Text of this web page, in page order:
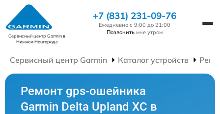
Сервисный центр Garminв
Нижнем Новгороде
+7 (831) 231-09-76
Ежедневно с 9:00 до 21:00
Позвонить мне утром
Сервисный центр Garmin Каталог устройств
Ремонт gps-ошейника
Garmin Delta Upland XC в